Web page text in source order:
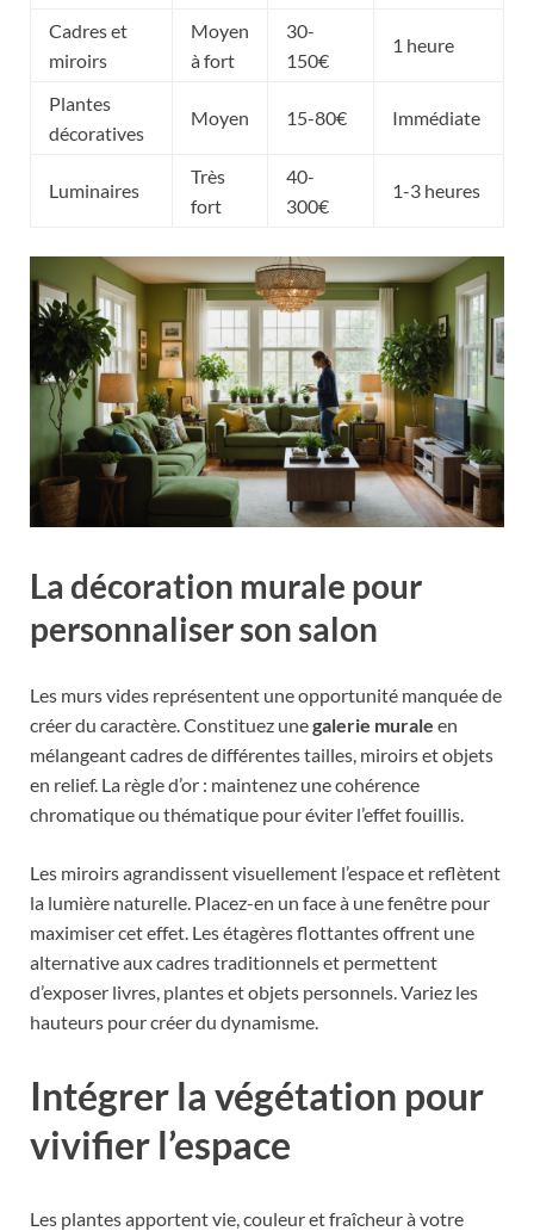
Cadres et
miroirs
Moyen
à fort
30-
150€
1 heure
Plantes
décoratives
Moyen 15-80€ Immédiate
Luminaires
Très
fort
40-
300€
1-3 heures
La décoration murale pour
personnaliser son salon
Les murs vides représentent une opportunité manquée de
créer du caractère. Constituez unegalerie murale en
mélangeant cadres de différentes tailles, miroirs et objets
en relief. La règle d’or : maintenez une cohérence
chromatique ou thématique pour éviter l’effet fouillis.
Les miroirs agrandissent visuellement l’espace et reflètent
la lumière naturelle. Placez-en un face à une fenêtre pour
maximiser cet effet. Les étagères flottantes offrent une
alternative aux cadres traditionnels et permettent
d’exposer livres, plantes et objets personnels. Variez les
hauteurs pour créer du dynamisme.
Intégrer la végétation pour
vivifier l’espace
Les plantes apportent vie, couleur et fraîcheur à votre